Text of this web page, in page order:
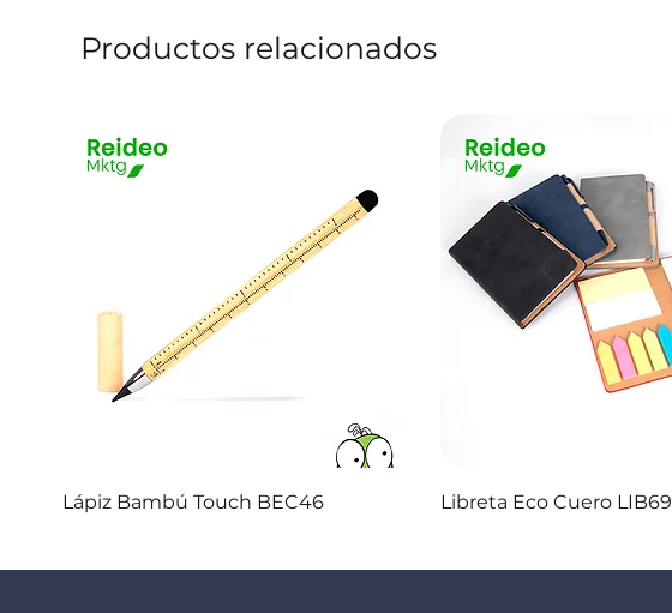
Productos relacionados
Vista rápida
Lápiz Bambú Touch BEC46 Vista rápida
Libreta Eco Cuero LIB69